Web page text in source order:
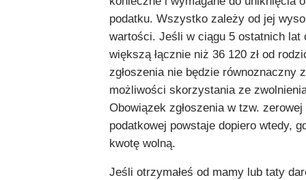
podatku. Wszystko zależy od jej
wartości. Jeśli w ciągu 5 ostatnich lat
większą łącznie niż 36 120 zł od
zgłoszenia nie będzie równoznaczny
możliwości skorzystania ze
Obowiązek zgłoszenia w tzw. zerowej
podatkowej powstaje dopiero wtedy,
kwotę wolną.
Jeśli otrzymałeś od mamy lub taty